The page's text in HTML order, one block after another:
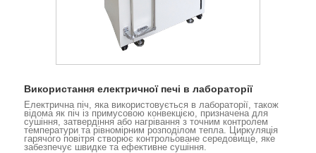
Використання електричної печі в лабораторії
Електрична піч, яка використовується в лабораторії, також
відома як піч із примусовою конвекцією, призначена для
сушіння, затвердіння або нагрівання з точним контролем
температури та рівномірним розподілом тепла. Циркуляція
гарячого повітря створює контрольоване середовище, яке
забезпечує швидке та ефективне сушіння.